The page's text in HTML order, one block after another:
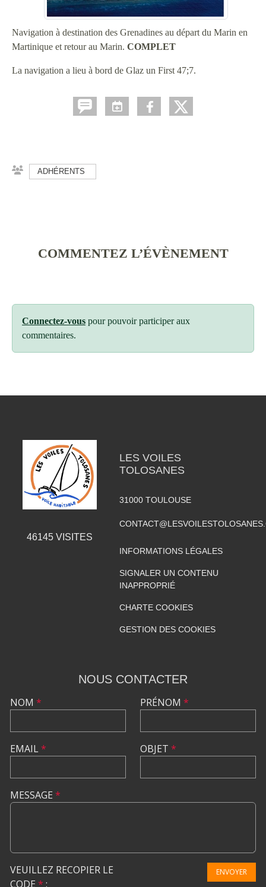
Navigation à destination des Grenadines au départ du Marin en
Martinique et retour au Marin. COMPLET
La navigation a lieu à bord de Glaz un First 47;7.
ADHÉRENTS
COMMENTEZ L’ÉVÈNEMENT
Connectez-vous pour pouvoir participer aux
commentaires.
46145VISITES
LES VOILES
TOLOSANES
31000 TOULOUSE
INFORMATIONS LÉGALES
SIGNALER UN CONTENU
INAPPROPRIÉ
CHARTE COOKIES
GESTION DES COOKIES
NOUS CONTACTER
NOM *
EMAIL*
PRÉNOM *
OBJET *
MESSAGE *
VEUILLEZ RECOPIER LE
CODE * :
ENVOYER